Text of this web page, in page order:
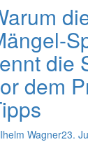
die
dem
Wagner23.